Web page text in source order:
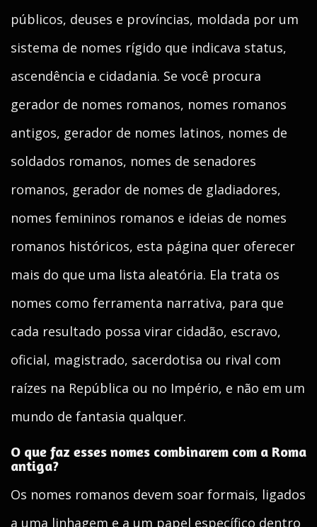
públicos, deuses e províncias, moldada por um
sistema de nomes rígido que indicava status,
ascendência e cidadania. Se você procura
gerador de nomes romanos, nomes romanos
antigos, gerador de nomes latinos, nomes de
soldados romanos, nomes de senadores
romanos, gerador de nomes de gladiadores,
nomes femininos romanos e ideias de nomes
romanos históricos, esta página quer oferecer
mais do que uma lista aleatória. Ela trata os
nomes como ferramenta narrativa, para que
cada resultado possa virar cidadão, escravo,
oficial, magistrado, sacerdotisa ou rival com
raízes na República ou no Império, e não em um
mundo de fantasia qualquer.
O que faz esses nomes combinarem com a Roma
antiga?
Os nomes romanos devem soar formais, ligados
a uma linhagem e a um papel específico dentro